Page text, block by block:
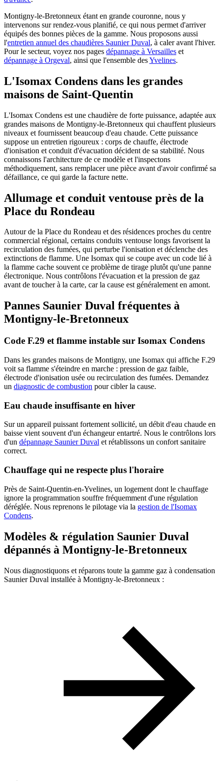
Montigny-le-Bretonneux étant en grande couronne, nous y
intervenons sur rendez-vous planifié, ce qui nous permet d'arriver
équipés des bonnes pièces de la gamme. Nous proposons aussi
l'entretien annuel des chaudières Saunier Duval, à caler avant l'hiver.
Pour le secteur, voyez nos pages dépannage à Versailles et
dépannage à Orgeval, ainsi que l'ensemble desYvelines.
L'Isomax Condens dans les grandes
maisons de Saint-Quentin
L'Isomax Condens est une chaudière de forte puissance, adaptée aux
grandes maisons de Montigny-le-Bretonneux qui chauffent plusieurs
niveaux et fournissent beaucoup d'eau chaude. Cette puissance
suppose un entretien rigoureux : corps de chauffe, électrode
d'ionisation et conduit d'évacuation décident de sa stabilité. Nous
connaissons l'architecture de ce modèle et l'inspectons
méthodiquement, sans remplacer une pièce avant d'avoir confirmé sa
défaillance, ce qui garde la facture nette.
Allumage et conduit ventouse près de la
Place du Rondeau
Autour de la Place du Rondeau et des résidences proches du centre
commercial régional, certains conduits ventouse longs favorisent la
recirculation des fumées, qui perturbe l'ionisation et déclenche des
extinctions de flamme. Une Isomax qui se coupe avec un code lié à
la flamme cache souvent ce problème de tirage plutôt qu'une panne
électronique. Nous contrôlons l'évacuation et la pression de gaz
avant de toucher à la carte, car la cause est généralement en amont.
Pannes Saunier Duval fréquentes à
Montigny-le-Bretonneux
Code F.29 et flamme instable sur Isomax Condens
Dans les grandes maisons de Montigny, une Isomax qui affiche F.29
voit sa flamme s'éteindre en marche : pression de gaz faible,
électrode d'ionisation usée ou recirculation des fumées. Demandez
un diagnostic de combustion pour cibler la cause.
Eau chaude insuffisante en hiver
Sur un appareil puissant fortement sollicité, un débit d'eau chaude en
baisse vient souvent d'un échangeur entartré. Nous le contrôlons lors
d'un dépannage Saunier Duval et rétablissons un confort sanitaire
correct.
Chauffage qui ne respecte plus l'horaire
Près de Saint-Quentin-en-Yvelines, un logement dont le chauffage
ignore la programmation souffre fréquemment d'une régulation
déréglée. Nous reprenons le pilotage via la gestion de l'Isomax
Condens.
Modèles & régulation Saunier Duval
dépannés à Montigny-le-Bretonneux
Nous diagnostiquons et réparons toute la gamme gaz à condensation
Saunier Duval installée à Montigny-le-Bretonneux :